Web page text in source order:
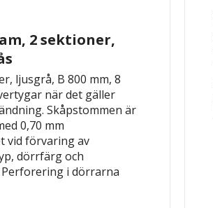
2 sektioner,
ljusgrå, B 800 mm, 8
när det gäller
Skåpstommen är
0,70 mm
vid förvaring av
dörrfärg och
i dörrarna